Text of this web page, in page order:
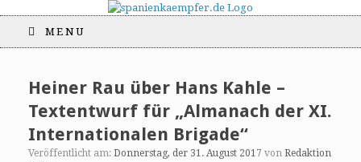
MENU
Heiner Rau über Hans Kahle –
Textentwurf für „Almanach der XI.
Internationalen Brigade“
Veröffentlicht am: Donnerstag, der 31. August 2017 von Redaktion